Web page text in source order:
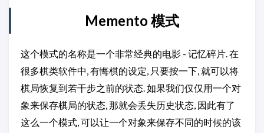
Memento 模式
这个模式的名称是一个非常经典的电影 - 记忆碎片. 在
很多棋类软件中, 有悔棋的设定, 只要按一下, 就可以将
棋局恢复到若干步之前的状态. 如果我们仅仅用一个对
象来保存棋局的状态, 那就会丢失历史状态, 因此有了
这么一个模式, 可以让一个对象来保存不同的时候的该